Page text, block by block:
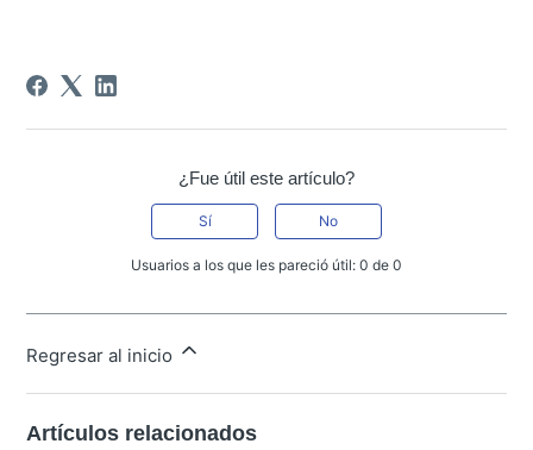
¿Fue útil este artículo?
Sí No
Usuarios a los que les pareció útil: 0 de 0
Regresar al inicio
Artículos relacionados